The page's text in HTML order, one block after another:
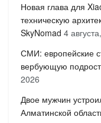
Новая глава для
техническую
SkyNomad 4
СМИ: европейские
вербующую
2026
Двое мужчин
Алматинской